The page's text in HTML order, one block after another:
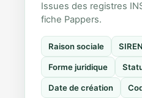
Issues des registres
fiche Pappers.
Raison sociale SIREN
Forme juridique
Date de création